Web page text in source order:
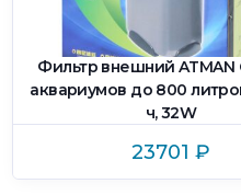
Фильтр внешний ATMAN
аквариумов до 800
ч, 32W
23701 ₽